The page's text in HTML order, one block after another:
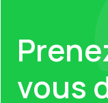
vous